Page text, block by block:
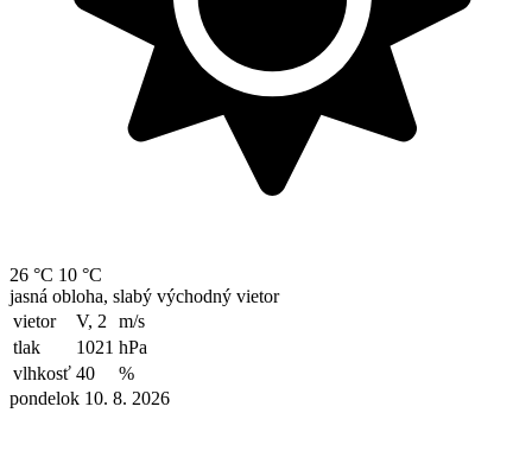
26 °C 10 °C
jasná obloha, slabý východný vietor
vietor
V, 2
m/s
tlak
1021 hPa
vlhkosť 40
%
pondelok 10. 8. 2026